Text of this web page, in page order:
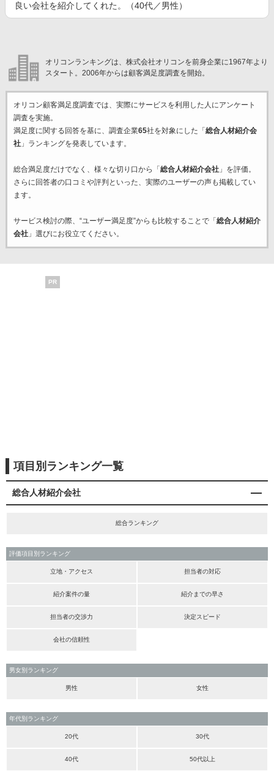
良い会社を紹介してくれた。（40代／男性）
オリコンランキングは、株式会社オリコンを前身企業に1967年より
スタート。2006年からは顧客満足度調査を開始。
オリコン顧客満足度調査では、実際にサービスを利用した 人にアンケート
調査を実施。
満足度に関する回答を基に、調査企業65社を対象にした「 総合人材紹介会
社」ランキングを発表しています。
総合満足度だけでなく、様々な切り口から「 総合人材紹介会社」を評価。
さらに回答者の口コミや評判といった、実際のユーザーの声も掲載してい
ます。
サービス検討の際、“ユーザー満足度”からも比較することで「 総合人材紹介
会社」選びにお役立てください。
PR
項目別ランキング一覧
総合人材紹介会社
総合ランキング
評価項目別ランキング
立地・アクセス 担当者の対応
紹介案件の量 紹介までの早さ
担当者の交渉力 決定スピード
会社の信頼性
男女別ランキング
男性 女性
年代別ランキング
20代 30代
40代 50代以上